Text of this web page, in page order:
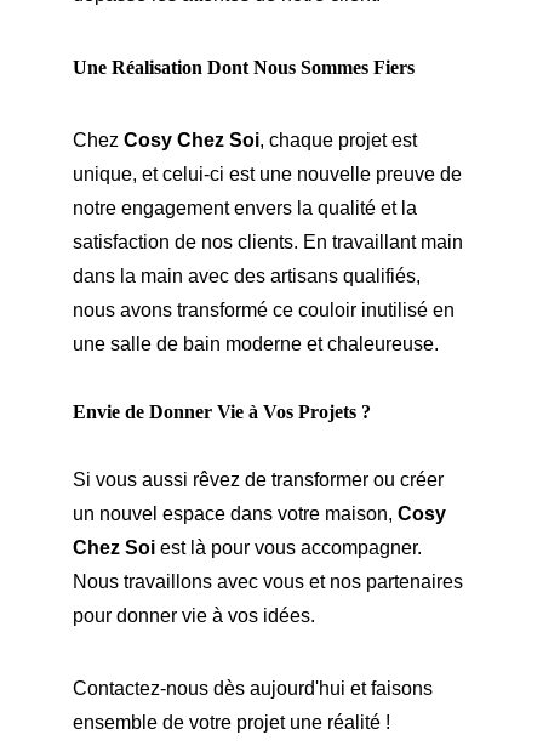
Une Réalisation Dont Nous Sommes Fiers
Chez Cosy Chez Soi, chaque projet est
unique, et celui-ci est une nouvelle preuve de
notre engagement envers la qualité et la
satisfaction de nos clients. En travaillant main
dans la main avec des artisans qualifiés,
nous avons transformé ce couloir inutilisé en
une salle de bain moderne et chaleureuse.
Envie de Donner Vie à Vos Projets ?
Si vous aussi rêvez de transformer ou créer
un nouvel espace dans votre maison, Cosy
Chez Soi est là pour vous accompagner.
Nous travaillons avec vous et nos partenaires
pour donner vie à vos idées.
Contactez-nous dès aujourd'hui et faisons
ensemble de votre projet une réalité !